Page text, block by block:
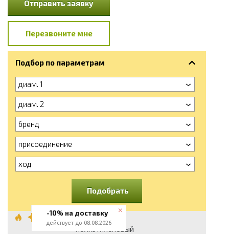
Отправить заявку
Перезвоните мне
Подбор по параметрам
диам. 1
диам. 2
бренд
присоединение
ход
Подобрать
Кран
полиэтиленовый
-10% на доставку
действует до 08.08.2026